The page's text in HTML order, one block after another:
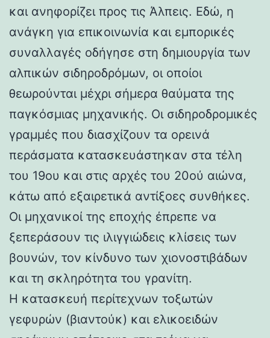
και ανηφορίζει προς τις Άλπεις. Εδώ, η
ανάγκη για επικοινωνία και εμπορικές
συναλλαγές οδήγησε στη δημιουργία των
αλπικών σιδηροδρόμων, οι οποίοι
θεωρούνται μέχρι σήμερα θαύματα της
παγκόσμιας μηχανικής. Οι σιδηροδρομικές
γραμμές που διασχίζουν τα ορεινά
περάσματα κατασκευάστηκαν στα τέλη
του 19ου και στις αρχές του 20ού αιώνα,
κάτω από εξαιρετικά αντίξοες συνθήκες.
Οι μηχανικοί της εποχής έπρεπε να
ξεπεράσουν τις ιλιγγιώδεις κλίσεις των
βουνών, τον κίνδυνο των χιονοστιβάδων
και τη σκληρότητα του γρανίτη.
Η κατασκευή περίτεχνων τοξωτών
γεφυρών (βιαντούκ) και ελικοειδών